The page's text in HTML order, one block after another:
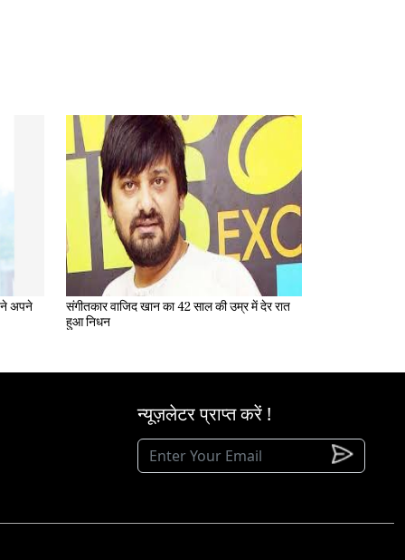
संगीतकार वाजिद खान का 42 साल की उम्र में देर रात
हुआ निधन
न्यूज़लेटर प्राप्त करें !